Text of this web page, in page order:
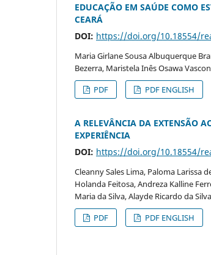
EDUCAÇÃO EM SAÚDE COMO
CEARÁ
DOI: https://doi.org/10.18554/
Maria Girlane Sousa Albuquerque
Bezerra, Maristela Inês Osawa
PDF
PDF ENGLISH
A RELEVÂNCIA DA EXTENSÃO
EXPERIÊNCIA
DOI: https://doi.org/10.18554/
Cleanny Sales Lima, Paloma Larissa
Holanda Feitosa, Andreza Kalline
Maria da Silva, Alayde Ricardo da
PDF
PDF ENGLISH